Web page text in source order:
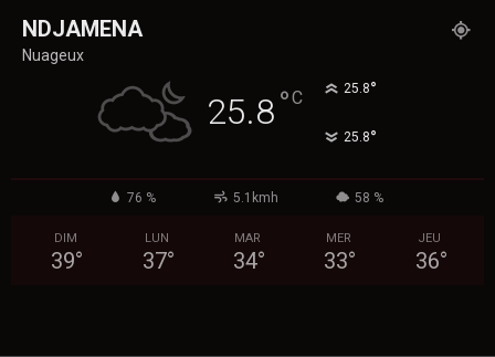
NDJAMENA
Nuageux
25.8°C 25.8°
25.8°
76 % 5.1kmh 58 %
DIM
39°
LUN
37°
MAR
34°
MER
33°
JEU
36°